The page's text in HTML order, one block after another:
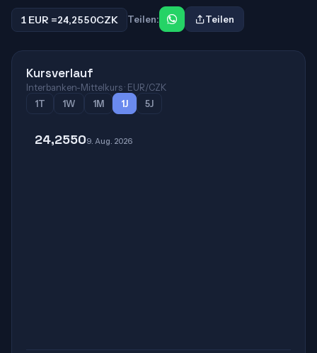
1 EUR =24,2550CZK Teilen: Teilen
Kursverlauf
Interbanken-Mittelkurs · EUR/CZK
1T
1W 1M 1J 5J
24,25509. Aug. 2026